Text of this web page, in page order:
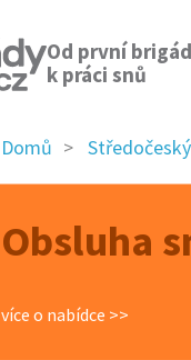
Od první
k práci snů
Domů Středočeský
Obsluha
více o nabídce >>